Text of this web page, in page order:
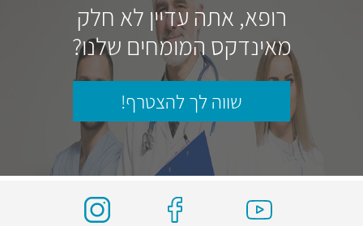
רופא, אתה עדיין לא חלק
מאינדקס המומחים שלנו?
שווה לך להצטרף!